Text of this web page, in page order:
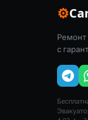
⚙
Ремонт
с